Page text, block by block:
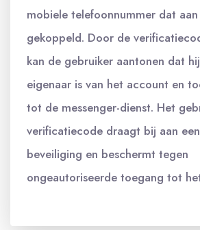
mobiele telefoonnummer dat
gekoppeld. Door de
kan de gebruiker aantonen dat
eigenaar is van het account en
tot de messenger-dienst. Het
verificatiecode draagt bij aan
beveiliging en beschermt tegen
ongeautoriseerde toegang tot